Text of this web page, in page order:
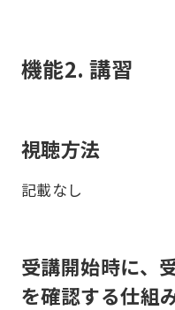
機能2. 講習
視聴方法
記載なし
受講開始時に、
を確認する仕組